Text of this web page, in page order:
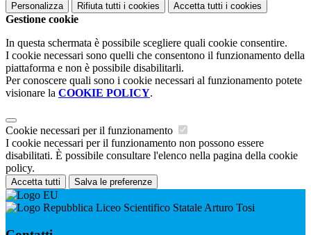
Personalizza Rifiuta tutti i cookies Accetta tutti i cookies
Gestione cookie
In questa schermata è possibile scegliere quali cookie consentire.
I cookie necessari sono quelli che consentono il funzionamento della
piattaforma e non è possibile disabilitarli.
Per conoscere quali sono i cookie necessari al funzionamento potete
visionare la COOKIE POLICY.
Cookie necessari per il funzionamento
I cookie necessari per il funzionamento non possono essere
disabilitati. È possibile consultare l'elenco nella pagina della cookie
policy.
Accetta tutti Salva le preferenze
Liceo Scientifico Statale Arturo Tosi